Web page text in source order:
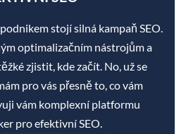
stojí silná kampaň SEO.
optimalizačním nástrojům a
zjistit, kde začít. No, už se
pro vás přesně to, co vám
vám komplexní platformu
pro efektivní SEO.